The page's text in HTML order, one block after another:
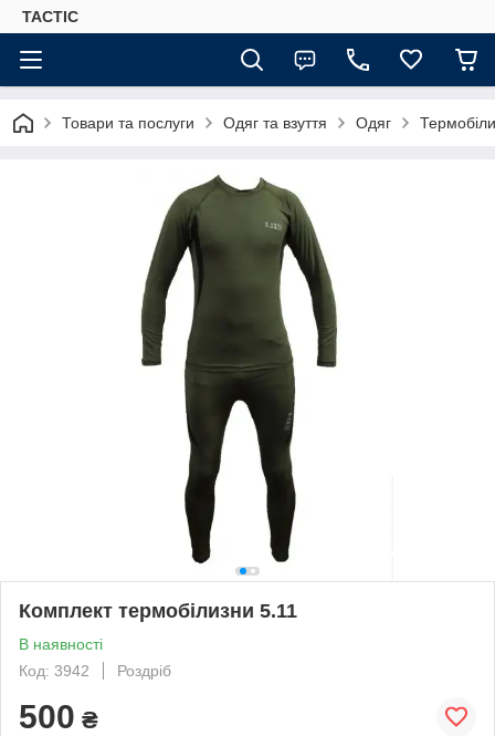
TACTIC
Товари та послуги Одяг та взуття Одяг
Комплект термобілизни 5.11
В наявності
Код: 3942
Роздріб
500 ₴